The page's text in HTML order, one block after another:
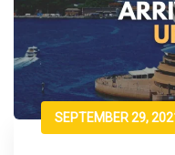
SEPTEMBER 29,